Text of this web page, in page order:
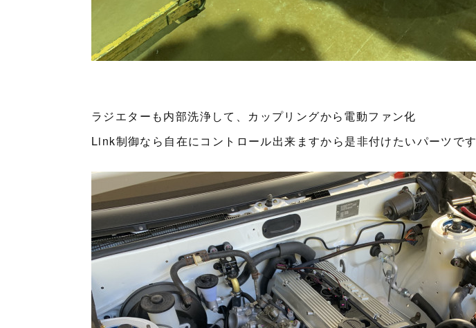
ラジエターも内部洗浄して、カップリングから電動ファン化
Link制御なら自在にコントロール出来ますから是非付けたいパーツです